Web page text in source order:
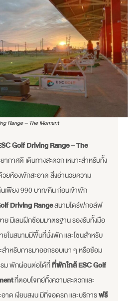
Range – The Moment
Golf Driving Range – The
กาศดี เดินทางสะดวก เหมาะสำหรับทั้ง
ยห้องพักสะอาด สิ่งอำนวยความ
เพียง 990 บาท/คืน ก่อนเข้าพัก
Driving Rangeสนามไดร์ฟกอล์ฟ
ย มีเลนฝึกซ้อมมาตรฐาน รองรับทั้งมือ
ในสนามมีพื้นที่นั่งพัก และโซนสำหรับ
ำหรับการมาออกรอบเบา ๆ หรือซ้อม
ม พักผ่อนต่อได้ที่ที่พักใกล้ ESC Golf
ที่ตอบโจทย์ทั้งความสะดวกและ
ด เงียบสงบ มีที่จอดรถ และบริการฟรี